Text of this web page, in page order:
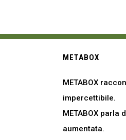
METABOX
METABOX
impercettibile.
METABOX
aumentata.